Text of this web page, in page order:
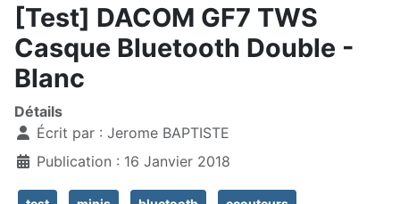
[Test] DACOM GF7 TWS
Casque Bluetooth Double -
Blanc
Détails
Écrit par : Jerome BAPTISTE
Publication : 16 Janvier 2018